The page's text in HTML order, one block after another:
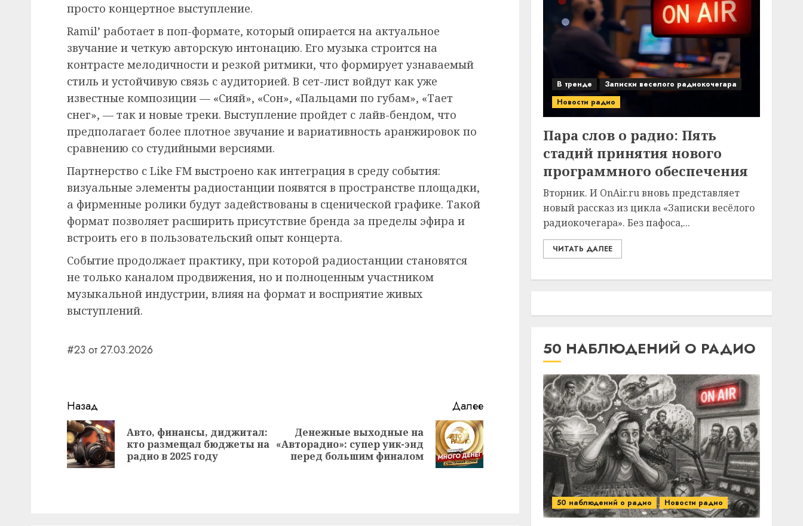
просто концертное выступление.
Ramil’ работает в поп-формате, который опирается на актуальное
звучание и четкую авторскую интонацию. Его музыка строится на
контрасте мелодичности и резкой ритмики, что формирует узнаваемый
стиль и устойчивую связь с аудиторией. В сет-лист войдут как уже
известные композиции — «Сияй», «Сон», «Пальцами по губам», «Тает
снег», — так и новые треки. Выступление пройдет с лайв-бендом, что
предполагает более плотное звучание и вариативность аранжировок по
сравнению со студийными версиями.
Партнерство с Like FM выстроено как интеграция в среду события:
визуальные элементы радиостанции появятся в пространстве площадки,
а фирменные ролики будут задействованы в сценической графике. Такой
формат позволяет расширить присутствие бренда за пределы эфира и
встроить его в пользовательский опыт концерта.
Событие продолжает практику, при которой радиостанции становятся
не только каналом продвижения, но и полноценным участником
музыкальной индустрии, влияя на формат и восприятие живых
выступлений.
#23 от 27.03.2026
Навигация
записи
Назад
Предыдущая
запись:
Авто, финансы, диджитал:
кто размещал бюджеты на
радио в 2025 году
Далее
Следующая
запись:
Денежные выходные на
«Авторадио»: супер уик-энд
перед большим финалом
В тренде
Записки веселого радиокочегара
Новости радио
Пара слов о радио: Пять
стадий принятия нового
программного обеспечения
Вторник. И OnAir.ru вновь представляет
новый рассказ из цикла «Записки весёлого
радиокочегара». Без пафоса,...
ЧИТАТЬ ДАЛЕЕ
50 НАБЛЮДЕНИЙ О РАДИО
50 наблюдений о радио Новости радио